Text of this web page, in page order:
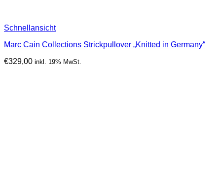
Schnellansicht
Marc Cain Collections Strickpullover „Knitted in Germany“
€329,00 inkl. 19% MwSt.